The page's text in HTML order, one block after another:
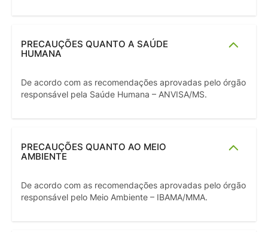
PRECAUÇÕES QUANTO A SAÚDE
HUMANA
De acordo com as recomendações aprovadas pelo órgão
responsável pela Saúde Humana – ANVISA/MS.
PRECAUÇÕES QUANTO AO MEIO
AMBIENTE
De acordo com as recomendações aprovadas pelo órgão
responsável pelo Meio Ambiente – IBAMA/MMA.